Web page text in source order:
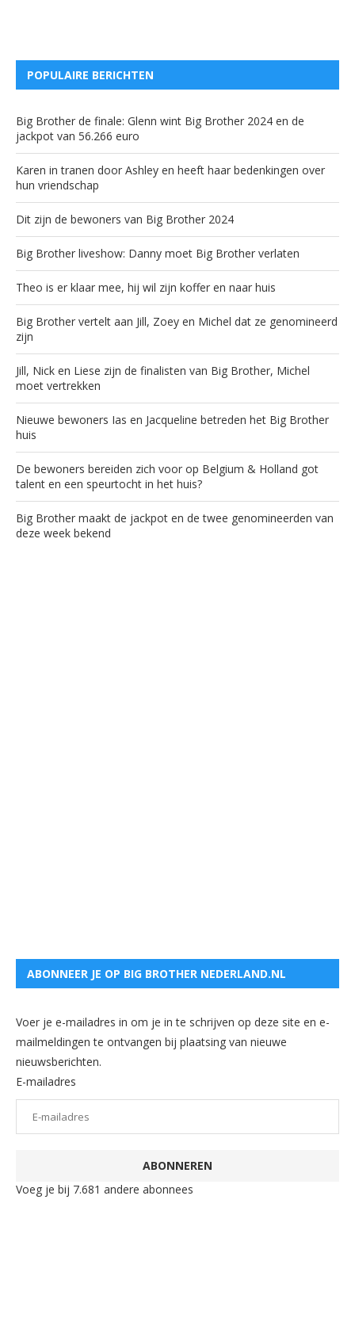
POPULAIRE BERICHTEN
Big Brother de finale: Glenn wint Big Brother 2024 en de
jackpot van 56.266 euro
Karen in tranen door Ashley en heeft haar bedenkingen over
hun vriendschap
Dit zijn de bewoners van Big Brother 2024
Big Brother liveshow: Danny moet Big Brother verlaten
Theo is er klaar mee, hij wil zijn koffer en naar huis
Big Brother vertelt aan Jill, Zoey en Michel dat ze genomineerd
zijn
Jill, Nick en Liese zijn de finalisten van Big Brother, Michel
moet vertrekken
Nieuwe bewoners Ias en Jacqueline betreden het Big Brother
huis
De bewoners bereiden zich voor op Belgium & Holland got
talent en een speurtocht in het huis?
Big Brother maakt de jackpot en de twee genomineerden van
deze week bekend
ABONNEER JE OP BIG BROTHER NEDERLAND.NL
Voer je e-mailadres in om je in te schrijven op deze site en e-
mailmeldingen te ontvangen bij plaatsing van nieuwe
nieuwsberichten.
E-mailadres
ABONNEREN
Voeg je bij 7.681 andere abonnees